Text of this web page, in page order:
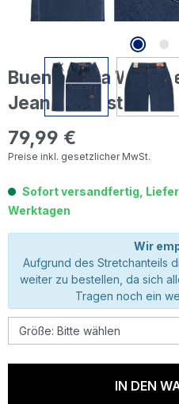
Buena Vista Wide
Jeans dark stone
Regulärer Preis:
79,99 €
Preise inkl. gesetzlicher MwSt.
Sofort versandfertig,
Werktagen
Wir
Aufgrund des Stretchanteils
weiter zu bestellen, da sich
Tragen noch ein
IN DEN